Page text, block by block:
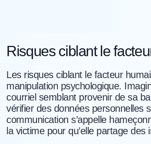
Risques ciblant le
Les risques ciblant le facteur
manipulation psychologique.
courriel semblant provenir de sa
vérifier des données personnelles
communication s’appelle
la victime pour qu’elle partage